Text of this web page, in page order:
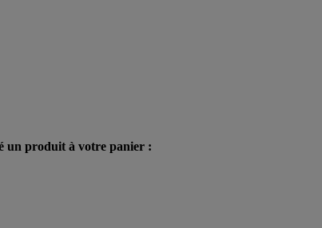
un produit à votre panier :